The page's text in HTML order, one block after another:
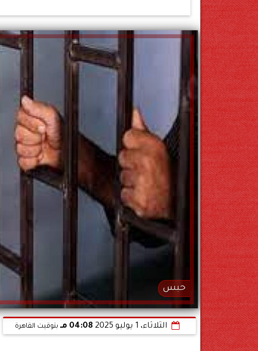
حبس
الثلاثاء، 1 يوليو 2025 04:08 مـ بتوقيت القاهرة